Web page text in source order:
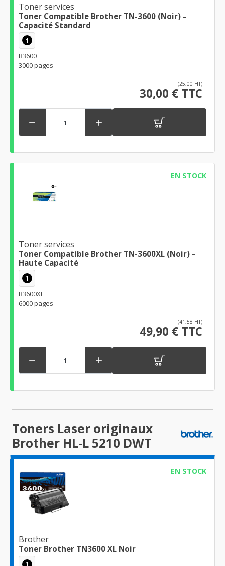
Toner services
Toner Compatible Brother TN-3600 (Noir) –
Capacité Standard
1
B3600
3000 pages
(25,00 HT)
30,00 € TTC
 
EN STOCK
Toner services
Toner Compatible Brother TN-3600XL (Noir) –
Haute Capacité
1
B3600XL
6000 pages
(41,58 HT)
49,90 € TTC
 
Toners Laser originaux
Brother HL-L 5210 DWT
EN STOCK
Brother
Toner Brother TN3600 XL Noir